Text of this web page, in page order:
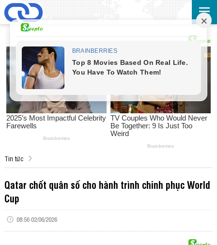
Tin tức
Qatar chốt quân số cho hành trình chinh phục World
Cup
08:56 02/06/2026